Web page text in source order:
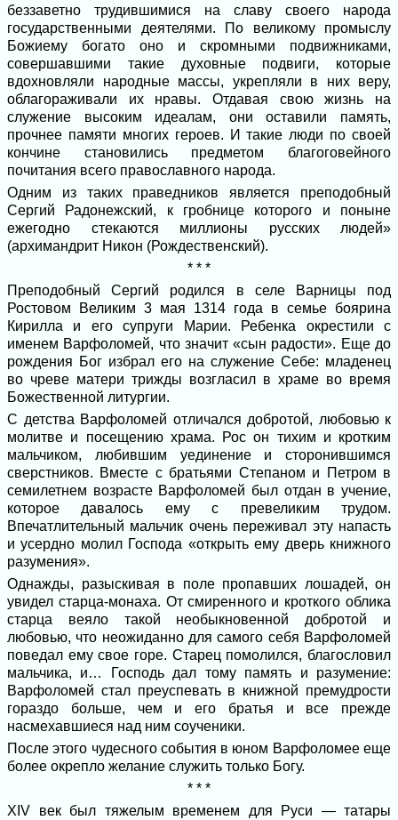
беззаветно трудившимися на славу своего народа
государственными деятелями. По великому промыслу
Божиему богато оно и скромными подвижниками,
совершавшими такие духовные подвиги, которые
вдохновляли народные массы, укрепляли в них веру,
облагораживали их нравы. Отдавая свою жизнь на
служение высоким идеалам, они оставили память,
прочнее памяти многих героев. И такие люди по своей
кончине становились предметом благоговейного
почитания всего православного народа.
Одним из таких праведников является преподобный
Сергий Радонежский, к гробнице которого и поныне
ежегодно стекаются миллионы русских людей»
(архимандрит Никон (Рождественский).
* * *
Преподобный Сергий родился в селе Варницы под
Ростовом Великим 3 мая 1314 года в семье боярина
Кирилла и его супруги Марии. Ребенка окрестили с
именем Варфоломей, что значит «сын радости». Еще до
рождения Бог избрал его на служение Себе: младенец
во чреве матери трижды возгласил в храме во время
Божественной литургии.
С детства Варфоломей отличался добротой, любовью к
молитве и посещению храма. Рос он тихим и кротким
мальчиком, любившим уединение и сторонившимся
сверстников. Вместе с братьями Степаном и Петром в
семилетнем возрасте Варфоломей был отдан в учение,
которое давалось ему с превеликим трудом.
Впечатлительный мальчик очень переживал эту напасть
и усердно молил Господа «открыть ему дверь книжного
разумения».
Однажды, разыскивая в поле пропавших лошадей, он
увидел старца-монаха. От смиренного и кроткого облика
старца веяло такой необыкновенной добротой и
любовью, что неожиданно для самого себя Варфоломей
поведал ему свое горе. Старец помолился, благословил
мальчика, и… Господь дал тому память и разумение:
Варфоломей стал преуспевать в книжной премудрости
гораздо больше, чем и его братья и все прежде
насмехавшиеся над ним соученики.
После этого чудесного события в юном Варфоломее еще
более окрепло желание служить только Богу.
* * *
XIV век был тяжелым временем для Руси — татары